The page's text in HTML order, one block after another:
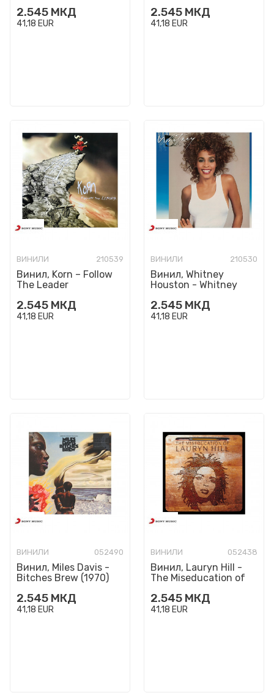
2.545 МКД
41,18 EUR
2.545 МКД
41,18 EUR
ВИНИЛИ 210539
Винил, Korn – Follow
The Leader
2.545 МКД
41,18 EUR
ВИНИЛИ 210530
Винил, Whitney
Houston - Whitney
2.545 МКД
41,18 EUR
ВИНИЛИ 052490
Винил, Miles Davis -
Bitches Brew (1970)
2.545 МКД
41,18 EUR
ВИНИЛИ 052438
Винил, Lauryn Hill -
The Miseducation of
2.545 МКД
41,18 EUR